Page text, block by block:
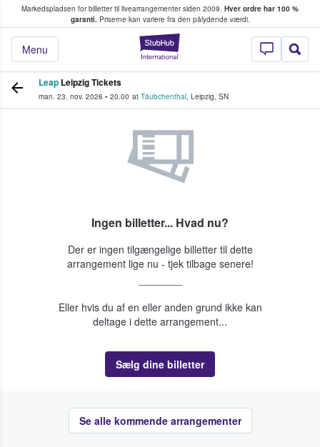
Markedspladsen for billetter til livearrangementer siden 2009. Hver ordre har 100 %
garanti.Priserne kan variere fra den pålydende værdi.
StubHub - Hvor
Menu
køber og sælger billetter
Leap Leipzig Tickets
man. 23. nov. 2026 • 20.00 at Täubchenthal, Leipzig, SN
Ingen billetter... Hvad nu?
Der er ingen tilgængelige billetter til dette
arrangement lige nu - tjek tilbage senere!
Eller hvis du af en eller anden grund ikke kan
deltage i dette arrangement...
Sælg dine billetter
Se alle kommende arrangementer